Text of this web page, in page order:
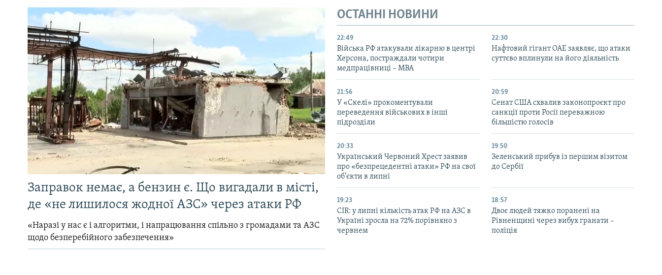
Заправок немає, а бензин є. Що вигадали в місті,
де «не лишилося жодної АЗС» через атаки РФ
«Наразі у нас є і алгоритми, і напрацювання спільно з громадами та АЗС
щодо безперебійного забезпечення»
ОСТАННІ НОВИНИ
22:49
Війська РФ атакували лікарню в центрі
Херсона, постраждали чотири
медпрацівниці – МВА
22:30
Нафтовий гігант ОАЕ заявляє, що атаки
суттєво вплинули на його діяльність
21:56
У «Скелі» прокоментували
переведення військових в інші
підрозділи
20:59
Cенат США схвалив законопроєкт про
санкції проти Росії переважною
більшістю голосів
20:33
Український Червоний Хрест заявив
про «безпрецедентні атаки» РФ на свої
об’єкти в липні
19:50
Зеленський прибув із першим візитом
до Сербії
19:23
CIR: у липні кількість атак РФ на АЗС в
Україні зросла на 72% порівняно з
червнем
18:57
Двоє людей тяжко поранені на
Рівненщині через вибух гранати –
поліція